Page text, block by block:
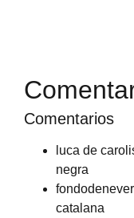
Comentarios
luca de
negra
catalana